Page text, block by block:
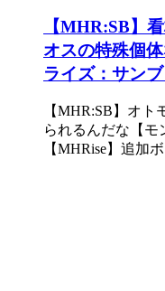
【MHR:SB】
オスの特殊個
ライズ：サンブ
【MHR:SB】オ
られるんだな【モ
【MHRise】追加